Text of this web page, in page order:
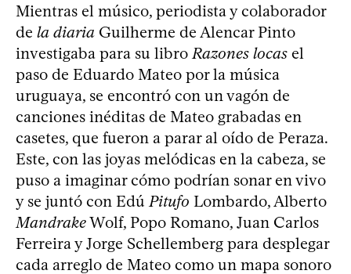
Mientras el músico, periodista y colaborador
de la diaria Guilherme de Alencar Pinto
investigaba para su libro Razones locas el
paso de Eduardo Mateo por la música
uruguaya, se encontró con un vagón de
canciones inéditas de Mateo grabadas en
casetes, que fueron a parar al oído de Peraza.
Este, con las joyas melódicas en la cabeza, se
puso a imaginar cómo podrían sonar en vivo
y se juntó con Edú Pitufo Lombardo, Alberto
MandrakeWolf, Popo Romano, Juan Carlos
Ferreira y Jorge Schellemberg para desplegar
cada arreglo de Mateo como un mapa sonoro